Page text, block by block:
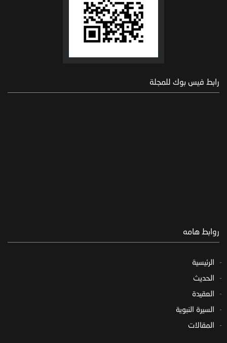
رابط فيس بوك للمجلة
روابط هامه
الرئيسية
الحديث
العقيدة
السيرة النبوية
المقالات